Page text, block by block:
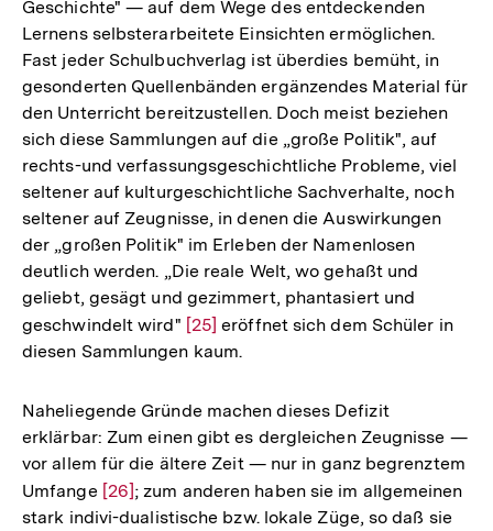
Geschichte" — auf dem Wege des entdeckenden
Lernens selbsterarbeitete Einsichten ermöglichen.
Fast jeder Schulbuchverlag ist überdies bemüht, in
gesonderten Quellenbänden ergänzendes Material für
den Unterricht bereitzustellen. Doch meist beziehen
sich diese Sammlungen auf die „große Politik", auf
rechts-und verfassungsgeschichtliche Probleme, viel
seltener auf kulturgeschichtliche Sachverhalte, noch
seltener auf Zeugnisse, in denen die Auswirkungen
der „großen Politik" im Erleben der Namenlosen
deutlich werden. „Die reale Welt, wo gehaßt und
geliebt, gesägt und gezimmert, phantasiert und
geschwindelt wird" Zur
Auflösung
Fußnote
[25] eröffnet sich dem Schüler in
diesen Sammlungen kaum.
Naheliegende Gründe machen dieses Defizit
erklärbar: Zum einen gibt es dergleichen Zeugnisse —
vor allem für die ältere Zeit — nur in ganz begrenztem
Umfange Zur
Auflösung
[26]; zum anderen haben sie im allgemeinen
stark indivi-dualistische bzw. lokale Züge, so daß sie